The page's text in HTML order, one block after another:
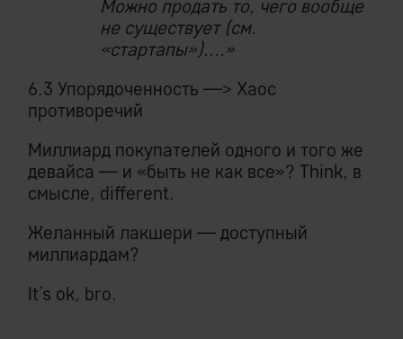
Можно продать то, чего вообще
не существует (см.
«стартапы»)....»
6.3 Упорядоченность —> Хаос
противоречий
Миллиард покупателей одного и того же
девайса — и «быть не как все»? Think, в
смысле, different.
Желанный лакшери — доступный
миллиардам?
It’s ok, bro.